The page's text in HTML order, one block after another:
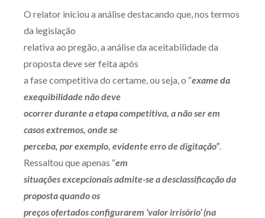
Av. Sete de Setembro, 4698
Batel Curitiba/
Telefone (41) 2109-8666
Whatsapp (41) 98881-6616
O relator iniciou a análise destacando que, nos termos
da legislação
relativa ao pregão, a análise da aceitabilidade da
proposta deve ser feita após
a fase competitiva do certame, ou seja, o “exame da
exequibilidade não deve
ocorrer durante a etapa competitiva, a não ser em
casos extremos, onde se
perceba, por exemplo, evidente erro de digitação”.
Ressaltou que apenas “em
situações excepcionais admite-se a desclassificação da
proposta quando os
preços ofertados configurarem ‘valor irrisório’ (na